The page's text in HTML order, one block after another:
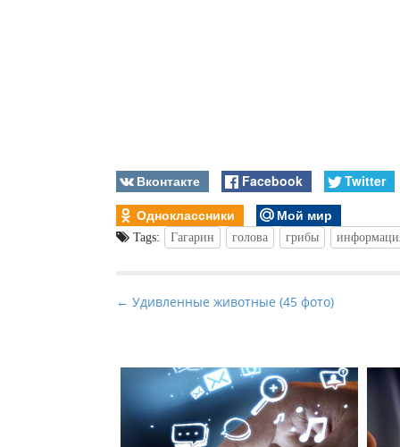
Вконтакте Facebook
Twitter
Одноклассники
Мой мир
Tags: Гагарин голова грибы
P
t
a
← Удивленные животные (45 фото)